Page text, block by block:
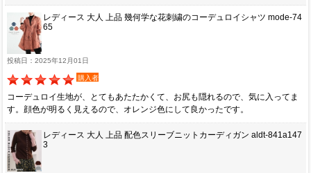
レディース 大人 上品 幾何学な花刺繍のコーデュロイシャツ mode-74
65
投稿日：2025年12月01日
購入者
コーデュロイ生地が、とてもあたたかくて、お尻も隠れるので、気に入ってま
す。顔色が明るく見えるので、オレンジ色にして良かったです。
レディース 大人 上品 配色スリーブニットカーディガン aldt-841a147
3